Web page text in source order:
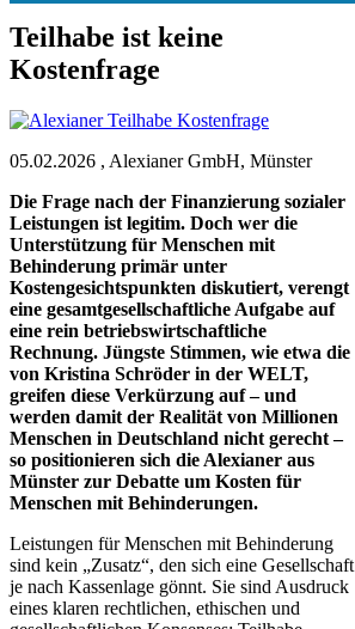
Teilhabe ist keine
Kostenfrage
05.02.2026 , Alexianer GmbH, Münster
Die Frage nach der Finanzierung sozialer
Leistungen ist legitim. Doch wer die
Unterstützung für Menschen mit
Behinderung primär unter
Kostengesichtspunkten diskutiert, verengt
eine gesamtgesellschaftliche Aufgabe auf
eine rein betriebswirtschaftliche
Rechnung. Jüngste Stimmen, wie etwa die
von Kristina Schröder in der WELT,
greifen diese Verkürzung auf – und
werden damit der Realität von Millionen
Menschen in Deutschland nicht gerecht –
so positionieren sich die Alexianer aus
Münster zur Debatte um Kosten für
Menschen mit Behinderungen.
Leistungen für Menschen mit Behinderung
sind kein „Zusatz“, den sich eine Gesellschaft
je nach Kassenlage gönnt. Sie sind Ausdruck
eines klaren rechtlichen, ethischen und